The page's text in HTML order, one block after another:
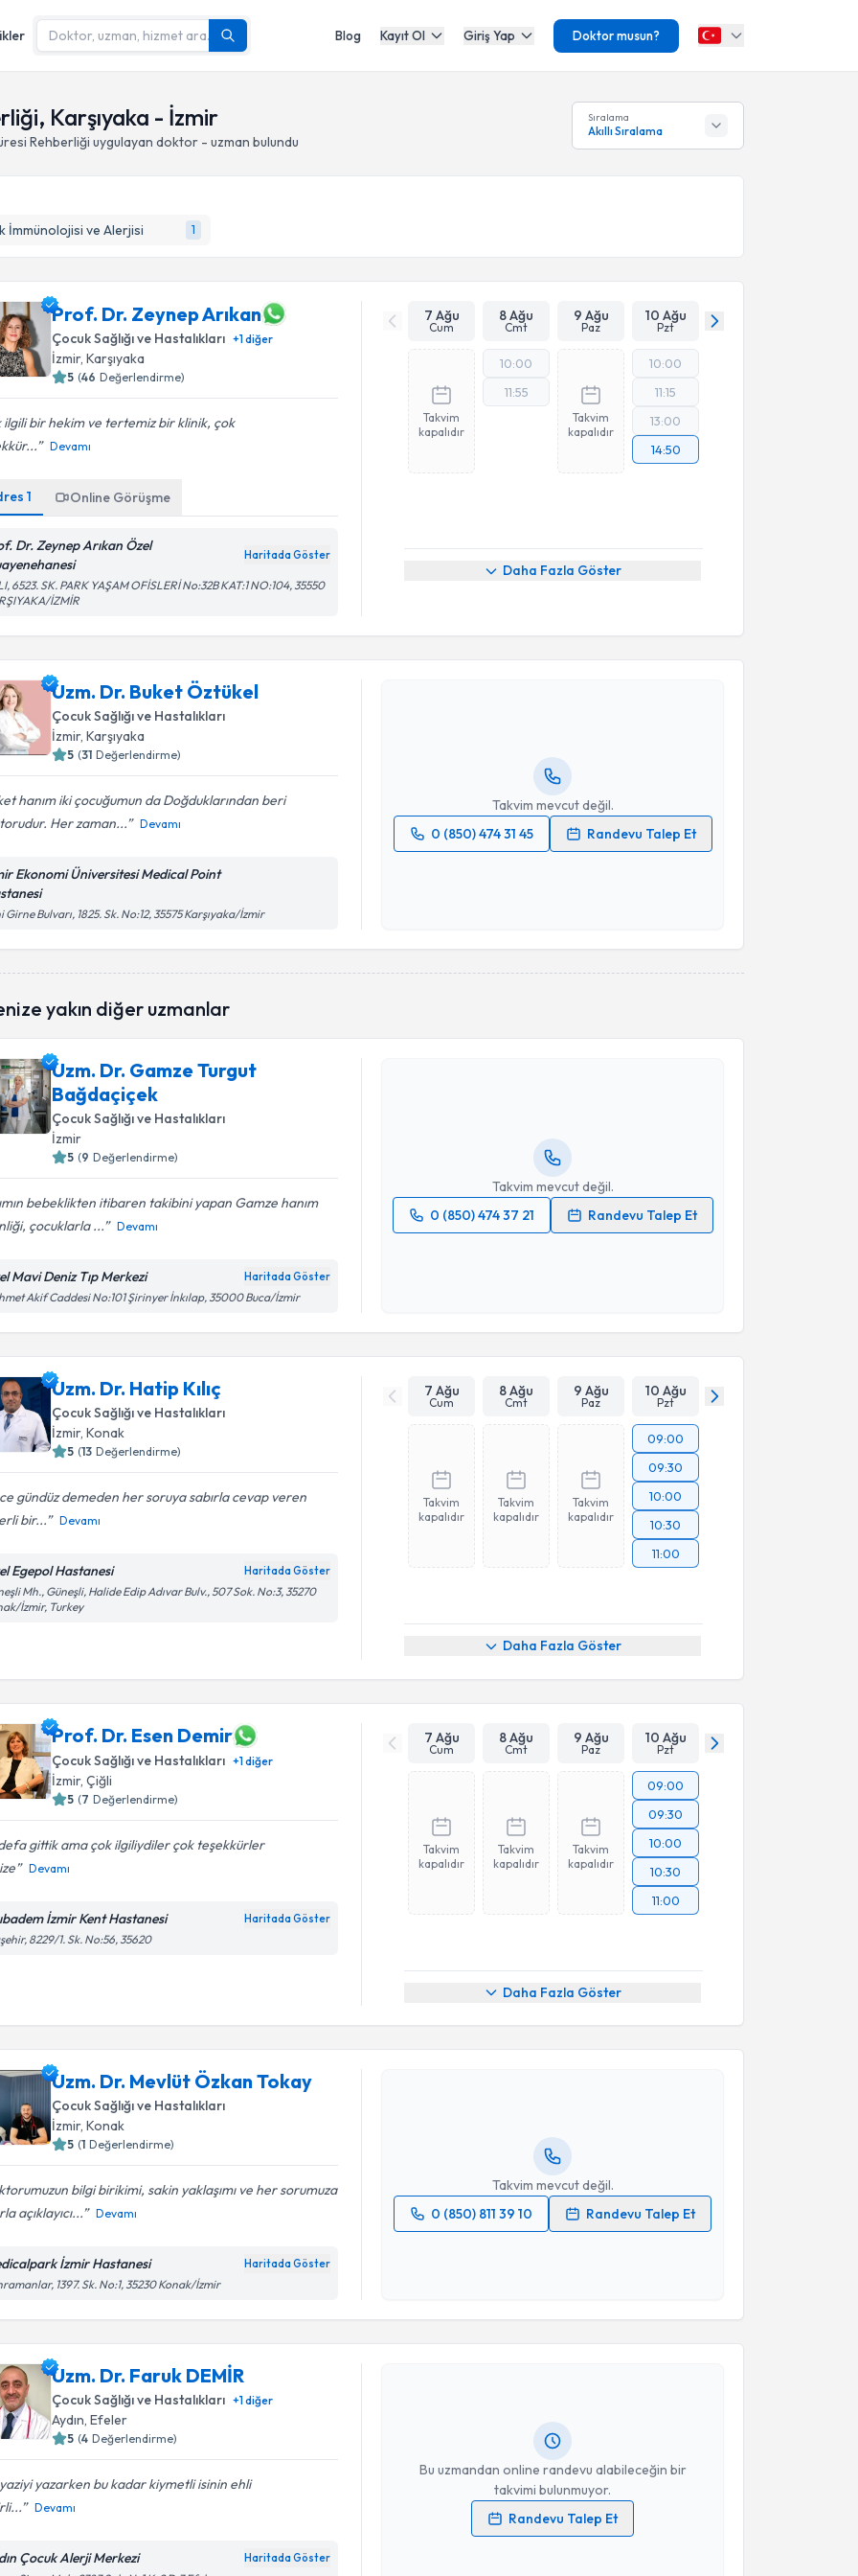
Blog Kayıt Ol Giriş Yap Doktor musun?
Karşıyaka - İzmir
Rehberliği uygulayan doktor - uzman bulundu
Sıralama
Akıllı Sıralama
İmmünolojisi ve Alerjisi 1
Prof. Dr. Zeynep Arıkan
Çocuk Sağlığı ve Hastalıkları +1diğer
İzmir, Karşıyaka
5 (46 Değerlendirme)
ilgili bir hekim ve tertemiz bir klinik, çok
Devamı
1 Online Görüşme
Dr. Zeynep Arıkan Özel
Haritada Göster
6523. SK. PARK YAŞAM OFİSLERİ No:32B KAT:1 NO:104, 35550
İZMİR
7 Ağu
Cum
8 Ağu
Cmt
9 Ağu
Paz
10 Ağu
Pzt
Takvim
kapalıdır
10:00
11:55
Takvim
kapalıdır
10:00
11:15
13:00
14:50
Daha Fazla Göster
Uzm. Dr. Buket Öztükel
Çocuk Sağlığı ve Hastalıkları
İzmir, Karşıyaka
5 (31 Değerlendirme)
hanım iki çocuğumun da Doğduklarından beri
Her zaman...
Devamı
Ekonomi Üniversitesi Medical Point
Girne Bulvarı, 1825. Sk. No:12, 35575 Karşıyaka/İzmir
Takvim mevcut değil.
0 (850) 474 31 45
Randevu Talep Et
yakın diğer uzmanlar
Uzm. Dr. Gamze Turgut
Bağdaçiçek
Çocuk Sağlığı ve Hastalıkları
İzmir
5 (9 Değerlendirme)
bebeklikten itibaren takibini yapan Gamze hanım
çocuklarla ...
Devamı
Mavi Deniz Tıp Merkezi Haritada Göster
Akif Caddesi No:101 Şirinyer İnkılap, 35000 Buca/İzmir
Takvim mevcut değil.
0 (850) 474 37 21
Randevu Talep Et
Uzm. Dr. Hatip Kılıç
Çocuk Sağlığı ve Hastalıkları
İzmir, Konak
5 (13 Değerlendirme)
gündüz demeden her soruya sabırla cevap veren
bir...
Devamı
Egepol Hastanesi Haritada Göster
Mh., Güneşli, Halide Edip Adıvar Bulv., 507 Sok. No:3, 35270
İzmir, Turkey
7 Ağu
Cum
8 Ağu
Cmt
9 Ağu
Paz
10 Ağu
Pzt
Takvim
kapalıdır
Takvim
kapalıdır
Takvim
kapalıdır
09:00
09:30
10:00
10:30
11:00
Daha Fazla Göster
Prof. Dr. Esen Demir
Çocuk Sağlığı ve Hastalıkları +1diğer
İzmir, Çiğli
5 (7 Değerlendirme)
gittik ama çok ilgiliydiler çok teşekkürler
Devamı
İzmir Kent Hastanesi Haritada Göster
8229/1. Sk. No:56, 35620
7 Ağu
Cum
8 Ağu
Cmt
9 Ağu
Paz
10 Ağu
Pzt
Takvim
kapalıdır
Takvim
kapalıdır
Takvim
kapalıdır
09:00
09:30
10:00
10:30
11:00
Daha Fazla Göster
Uzm. Dr. Mevlüt Özkan Tokay
Çocuk Sağlığı ve Hastalıkları
İzmir, Konak
5 (1 Değerlendirme)
bilgi birikimi, sakin yaklaşımı ve her sorumuza
açıklayıcı...
Devamı
İzmir Hastanesi Haritada Göster
1397. Sk. No:1, 35230 Konak/İzmir
Takvim mevcut değil.
0 (850) 811 39 10
Randevu Talep Et
Randevu Takvimi Talebi
Uzm. Dr. Mevlüt Özkan Tokay
Takvim Talebini Gönder
Uzm. Dr. Faruk DEMİR
Çocuk Sağlığı ve Hastalıkları +1diğer
Aydın, Efeler
5 (4 Değerlendirme)
yazarken bu kadar kiymetli isinin ehli
Devamı
Çocuk Alerji Merkezi Haritada Göster
Bu uzmandan online randevu alabileceğin bir
takvimi bulunmuyor.
Randevu Talep Et
Randevu Takvimi Talebi
Uzm. Dr. Faruk DEMİR
Kişisel verilerimin işlenmesine ilişkinAydınlatma Metni